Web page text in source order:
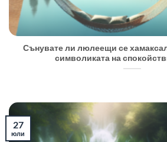
Сънувате ли люлеещи се
символиката на
27
юли